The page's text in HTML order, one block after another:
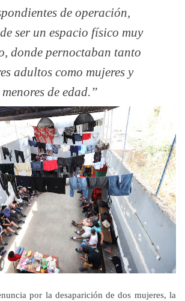
de operación,
ser un espacio físico muy
donde pernoctaban tanto
adultos como mujeres y
menores de edad.
por la desaparición de dos mujeres, la